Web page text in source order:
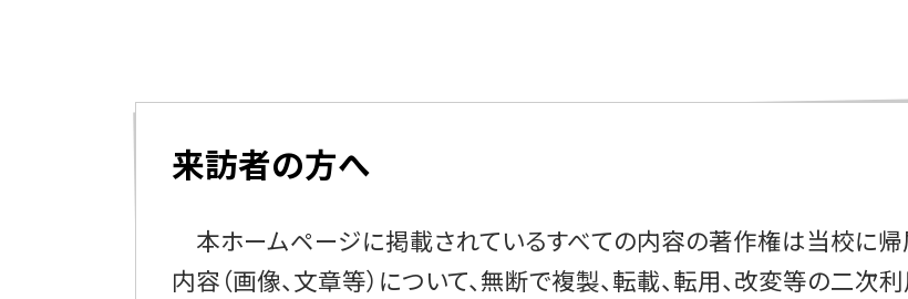
来訪者の方へ
本ホームページに掲載されているすべての内容の著作権は当校に帰
内容（画像、文章等）について、無断で複製、転載、転用、改変等の二次利